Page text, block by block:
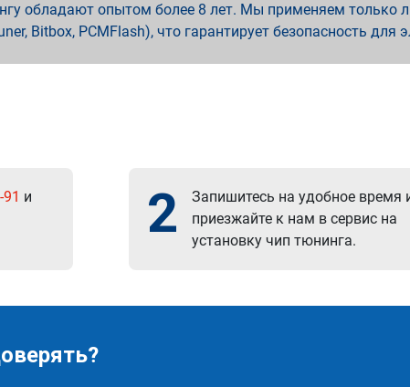
обладают опытом более 8 лет. Мы применяем только
Bitbox, PCMFlash), что гарантирует безопасность для
и
2
Запишитесь на удобное время
приезжайте к нам в сервис на
установку чип тюнинга.